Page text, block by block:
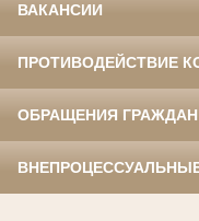
ВАКАНСИИ
ПРОТИВОДЕЙСТВИЕ
ОБРАЩЕНИЯ ГРАЖДАН